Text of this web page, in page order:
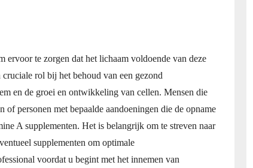
te zorgen dat het lichaam voldoende van deze
rol bij het behoud van een gezond
en de groei en ontwikkeling van cellen. Mensen die
personen met bepaalde aandoeningen die de opname
A supplementen. Het is belangrijk om te streven naar
supplementen om optimale
voordat u begint met het innemen van